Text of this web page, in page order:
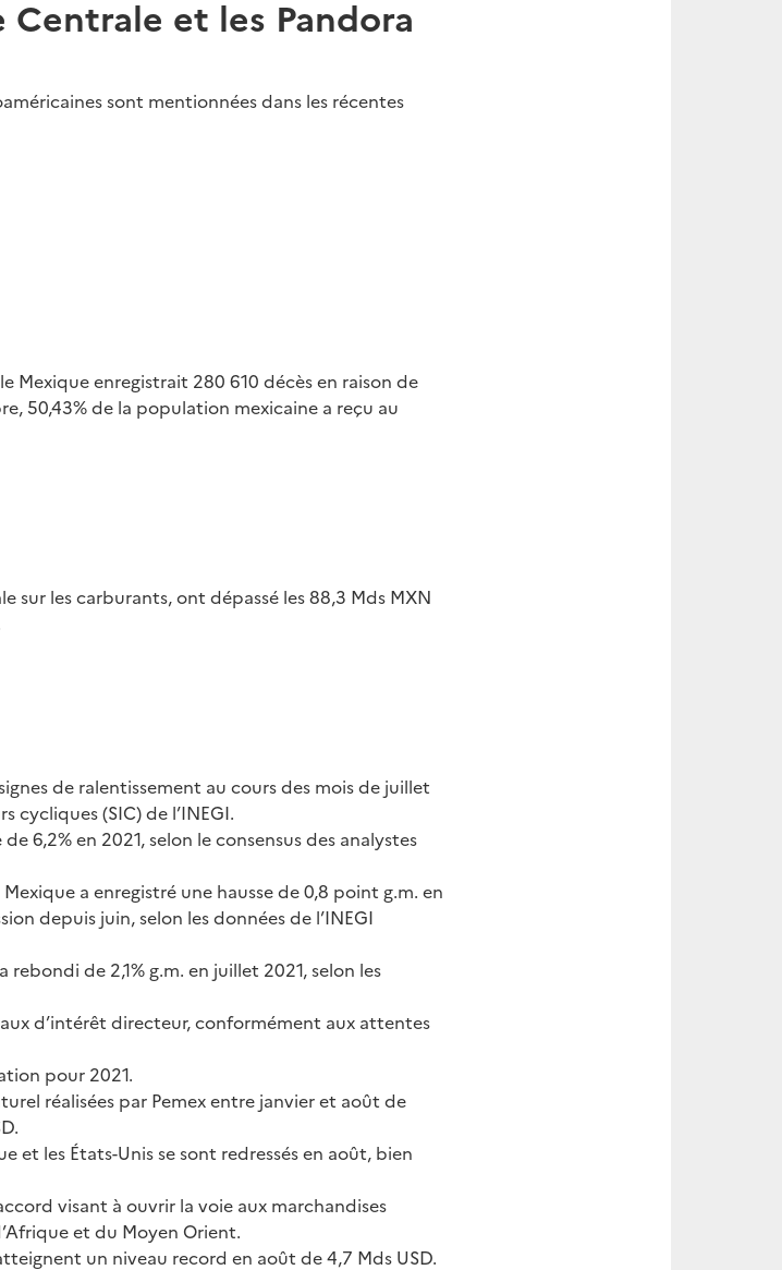
et les Pandora
sont mentionnées dans les récentes
Mexique enregistrait 280 610 décès en raison de
50,43% de la population mexicaine a reçu au
sur les carburants, ont dépassé les 88,3 Mds MXN
de ralentissement au cours des mois de juillet
cycliques (SIC) de l’INEGI.
6,2% en 2021, selon le consensus des analystes
a enregistré une hausse de 0,8 point g.m. en
depuis juin, selon les données de l’INEGI
de 2,1% g.m. en juillet 2021, selon les
d’intérêt directeur, conformément aux attentes
pour 2021.
réalisées par Pemex entre janvier et août de
et les États-Unis se sont redressés en août, bien
visant à ouvrir la voie aux marchandises
et du Moyen Orient.
un niveau record en août de 4,7 Mds USD.